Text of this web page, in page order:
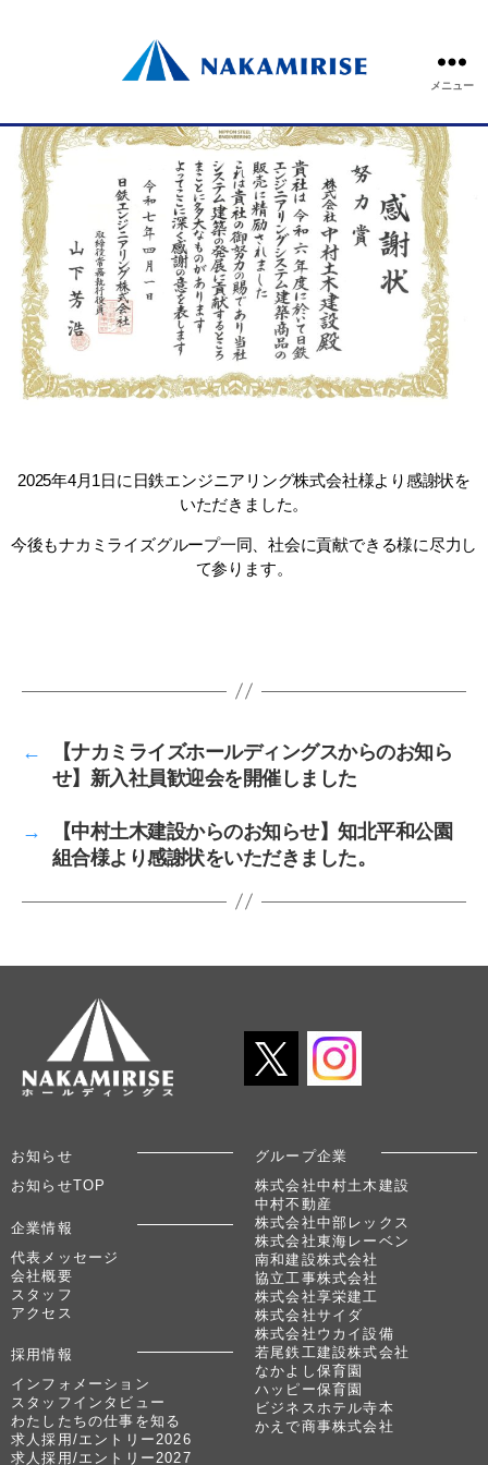
メニュー
2025年4月1日に日鉄エンジニアリング株式会社様より感謝状を
いただきました。
今後もナカミライズグループ一同、社会に貢献できる様に尽力し
て参ります。
←
【ナカミライズホールディングスからのお知ら
せ】新入社員歓迎会を開催しました
→
【中村土木建設からのお知らせ】知北平和公園
組合様より感謝状をいただきました。
お知らせ
お知らせTOP
企業情報
代表メッセージ
会社概要
スタッフ
アクセス
採用情報
インフォメーション
スタッフインタビュー
わたしたちの仕事を知る
求人採用/エントリー2026
求人採用/エントリー2027
グループ企業
株式会社中村土木建設
中村不動産
株式会社中部レックス
株式会社東海レーベン
南和建設株式会社
協立工事株式会社
株式会社享栄建工
株式会社サイダ
株式会社ウカイ設備
若尾鉄工建設株式会社
なかよし保育園
ハッピー保育園
ビジネスホテル寺本
かえで商事株式会社